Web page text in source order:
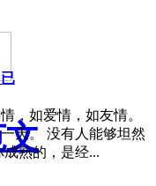
，如爱情，如友情。
天。 没有人能够坦然
熟的，是经...